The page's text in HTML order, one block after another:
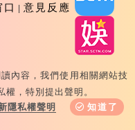
意見反應
All Rights
內湖區舊宗路一段159
內容，我們使用相關網站技
，特別提出聲明。
隱私權聲明
知道了